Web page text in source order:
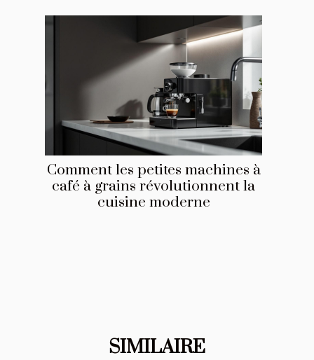
Comment les petites machines à
café à grains révolutionnent la
cuisine moderne
SIMILAIRE